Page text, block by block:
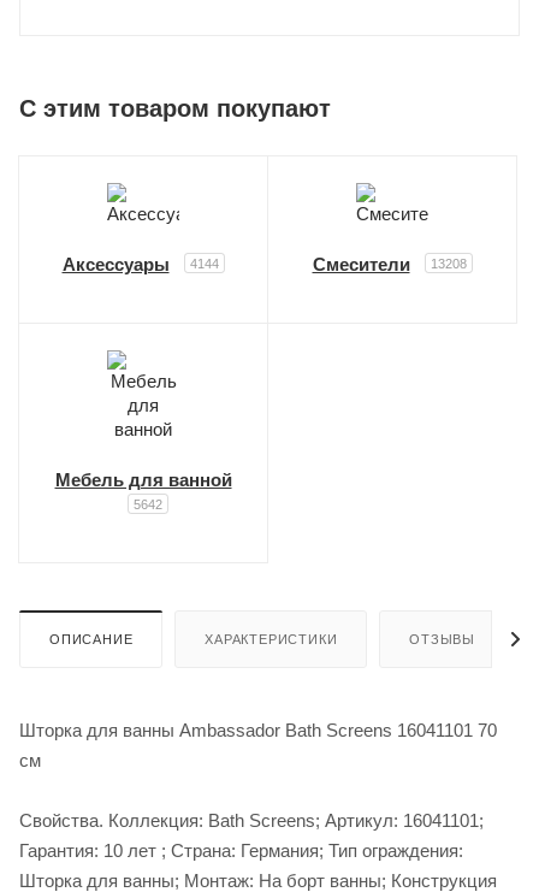
C этим товаром покупают
Аксессуары 4144 Смесители 13208
Мебель для ванной
5642
ОПИСАНИЕ ХАРАКТЕРИСТИКИ ОТЗЫВЫ
Шторка для ванны Ambassador Bath Screens 16041101 70
см
Свойства. Коллекция: Bath Screens; Артикул: 16041101;
Гарантия: 10 лет ; Страна: Германия; Тип ограждения:
Шторка для ванны; Монтаж: На борт ванны; Конструкция